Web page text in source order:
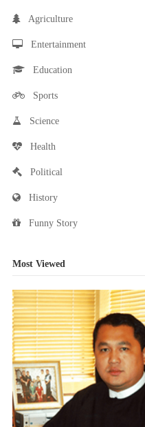
Agriculture
Entertainment
Education
Sports
Science
Health
Political
History
Funny Story
Most Viewed